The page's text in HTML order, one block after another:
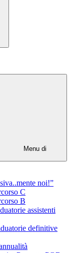
Menu di
noi!”
C
B
assistenti
definitive